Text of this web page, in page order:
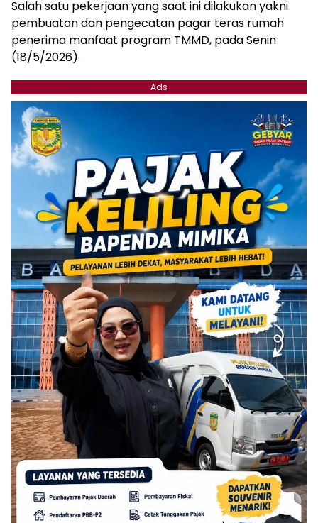
Salah satu pekerjaan yang saat ini dilakukan yakni
pembuatan dan pengecatan pagar teras rumah
penerima manfaat program TMMD, pada Senin
(18/5/2026).
Ads